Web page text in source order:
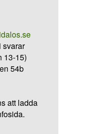
svarar
13-15)
54b
att ladda